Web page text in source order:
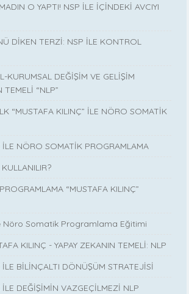
O YAPTI! NSP İLE İÇİNDEKİ AVCIYI
DİKEN TERZİ: NSP İLE KONTROL
KURUMSAL DEĞİŞİM VE GELİŞİM
“NLP”
“MUSTAFA KILINÇ” İLE NÖRO SOMATİK
İLE NÖRO SOMATİK PROGRAMLAMA
“MUSTAFA KILINÇ”
Nöro Somatik Programlama Eğitimi
KILINÇ - YAPAY ZEKANIN TEMELİ: NLP
İLE BİLİNÇALTI DÖNÜŞÜM STRATEJİSİ
DEĞİŞİMİN VAZGEÇİLMEZİ NLP